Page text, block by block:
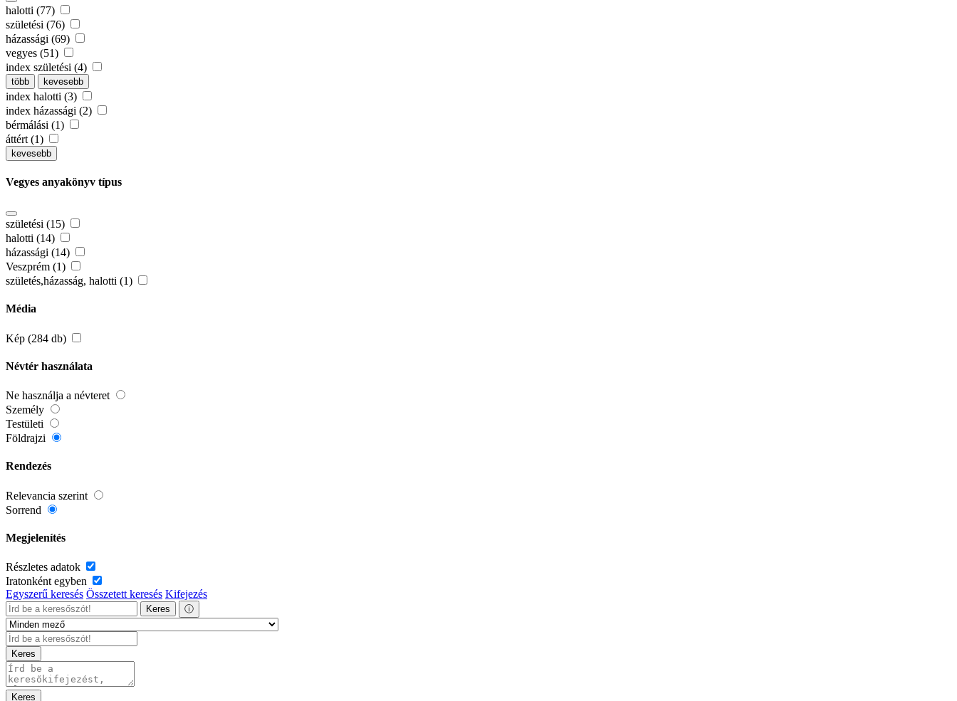
halotti (77)
születési (76)
házassági (69)
vegyes (51)
index születési (4)
több kevesebb
index halotti (3)
index házassági (2)
bérmálási (1)
áttért (1)
kevesebb
Vegyes anyakönyv típus
születési (15)
halotti (14)
házassági (14)
Veszprém (1)
születés,házasság, halotti (1)
Média
Kép (284 db)
Névtér használata
Ne használja a névteret
Személy
Testületi
Földrajzi
Rendezés
Relevancia szerint
Sorrend
Megjelenítés
Részletes adatok
Iratonként egyben
Egyszerű keresés Összetett keresés Kifejezés
Keres ⓘ
Keres
Keres